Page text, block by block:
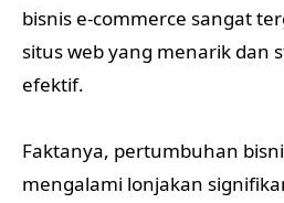
bisnis e-commerce sangat
situs web yang menarik dan
efektif.
Faktanya, pertumbuhan
mengalami lonjakan